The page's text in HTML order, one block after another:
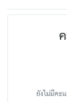
ยังไม่มีคะ